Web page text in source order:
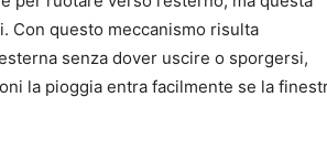
Con questo meccanismo risulta
senza dover uscire o sporgersi,
la pioggia entra facilmente se la